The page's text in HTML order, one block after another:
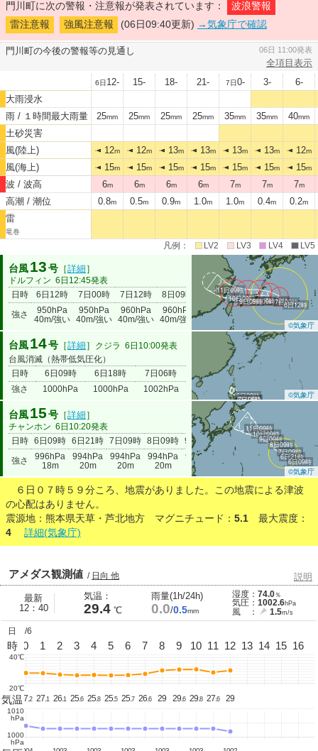
門川町に次の警報・注意報が発表されています：
波浪警報
雷注意報
強風注意報 (06日09:40更新) →気象庁で確認
門川町の今後の警報等の見通し 06日 11:00発表
全項目表示
6日 12- 15- 18- 21- 7日0- 3-
6-
大雨浸水
雨 / １時間最大雨量
25mm 25mm 25mm 25mm 35mm 35mm 40mm
土砂災害
風(陸上)
12m 12m 13m 13m 13m 13m 12m
風(海上) 15m 15m 15m 15m 15m 15m 15m
波 / 波高 6m 6m 6m 6m 7m 7m 7m
高潮 / 潮位 0.8m 0.5m 0.9m 1.0m 1.0m 0.4m 0.2m
雷
竜巻
凡例： LV2 LV3 LV4 LV5
台風 13 号 ［詳細 ］
ドルフィン 6日12:45発表
日時
6日12時 7日00時 7日12時 8日09時 9日09時 10日09時 11日09
強さ
950hPa
40m/強い
950hPa
40m/強い
960hPa
40m/強い
960hPa
40m/強い
960hPa
35m/強い
980hPa
23m
18m
6日12時
7日00時
7日12時
8日09時
9日09時
10日09時
11日09時
©気象庁
台風 14号 ［詳細 ］ クジラ 6日10:00発表
台風消滅（熱帯低気圧化）
日時
6日09時 6日18時
7日06時
強さ
1000hPa 1000hPa 1002hPa
6日09時
6日18時
7日06時 ©気象庁
台風 15 号 ［詳細 ］
チャンホン 6日10:20発表
日時 6日09時 6日21時 7日09時 8日09時 9日09時 10日09時
11日09時
強さ
996hPa
18m
994hPa
20m
994hPa
20m
994hPa
20m
994hPa
20m
994hPa
20m
994hPa
20m6日09時
6日21時
7日09時
8日09時
9日09時
10日09時
11日09時
©気象庁
６日０７時５９分ころ、地震がありました。この地震による津波
の心配はありません。
震源地：熊本県天草・芦北地方 マグニチュード： 5.1 最大震度：
4
詳細(気象庁)
アメダス観測値 / 日向 他 説明
最新
12：40
気温：
29.4℃
雨量(1h/24h)
0.0/0.5mm
湿度： 74.0％
気圧： 1002.6hPa
風 ： 1.5m/s
日
時
23
8/6
0 1 2 3 4 5 6 7 8 9 10 11 12 13 14 15 16
40℃
20℃
気温
28. 1 27. 2 27. 1 26. 1 25. 6 25. 8 25. 5 25. 7 26. 6 29 29. 6 29. 8 27. 6 29
1010
hPa
1000
hPa